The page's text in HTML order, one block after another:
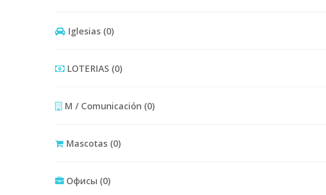
Iglesias (0)
LOTERIAS (0)
M / Comunicación (0)
Mascotas (0)
Офисы (0)